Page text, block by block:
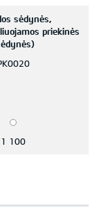
sėdynės,
priekinės
1 100